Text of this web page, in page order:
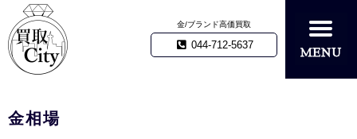
金/ブランド高価買取
044-712-5637
金相場